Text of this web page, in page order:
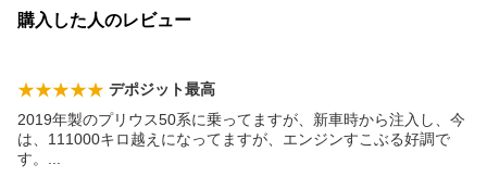
購入した人のレビュー
デポジット最高
2019年製のプリウス50系に乗ってますが、新車時から注入し、今
は、111000キロ越えになってますが、エンジンすこぶる好調で
す。